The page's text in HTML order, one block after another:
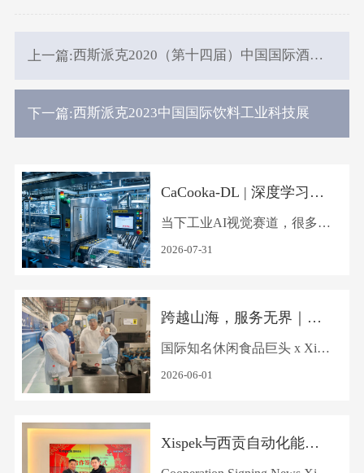
上一篇:西斯派克2020（第十四届）中国国际酒、
下一篇: 西斯派克2023中国国际饮料工业科技展
CaCooka-DL | 深度学习AI
检测赋能高品质饼干智造
当下工业AI视觉赛道，很多方
案停留在通用算法简单移植。
是下载模型、调试参数的“套
壳工程”。Xispek坚持：工业
深度学习检测的核心，是搭建
系。 近日，这套自研AI检测
2026-07-31
跨越山海，服务无界｜Xis
pek远赴巴西开展设备升级
与技术培训服务
国际知名休闲食品巨头 x Xisp
ek 作为全球休闲零食行业的
零食领域多年，旗下坐拥众多
2026-06-01
Xispek与西贡自动化能源S